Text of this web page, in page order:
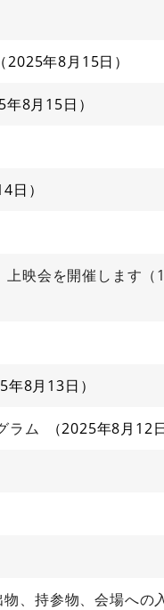
2025年8月15日
年8月15日
日
映会を開催します（
年8月13日
ラム 2025年8月12
、持参物、会場への